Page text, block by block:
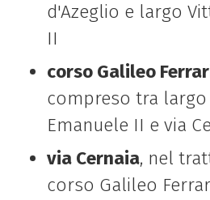
d'Azeglio e largo
II
corso Galileo
compreso tra
Emanuele II e via
via Cernaia, nel
corso Galileo